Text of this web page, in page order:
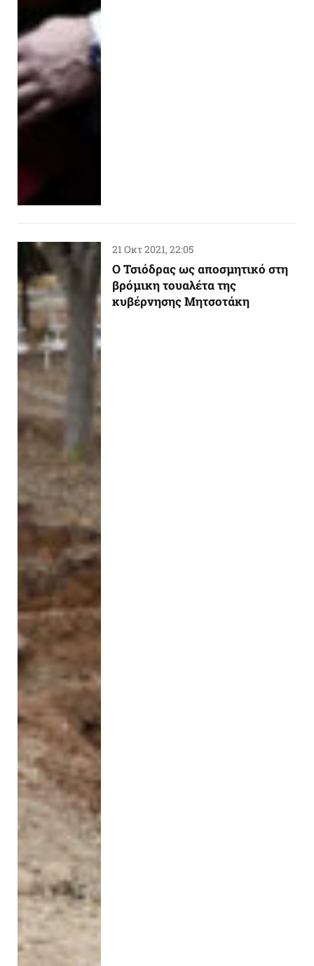
21 Οκτ 2021, 22:05
Ο Τσιόδρας ως αποσμητικό στη
βρόμικη τουαλέτα της
κυβέρνησης Μητσοτάκη